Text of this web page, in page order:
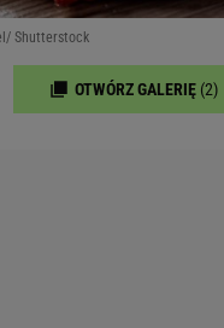
Shutterstock
OTWÓRZ GALERIĘ (2)